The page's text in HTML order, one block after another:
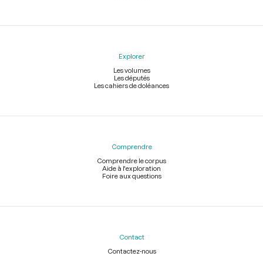
Explorer
Les volumes
Les députés
Les cahiers de doléances
Comprendre
Comprendre le corpus
Aide à l'exploration
Foire aux questions
Contact
Contactez-nous